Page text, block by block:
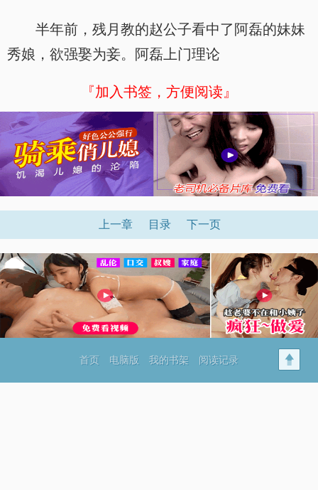
半年前，残月教的赵公子看中了阿磊的妹妹
秀娘，欲强娶为妾。阿磊上门理论
『加入书签，方便阅读』
上一章 目录 下一页
首页 电脑版 我的书架 阅读记录